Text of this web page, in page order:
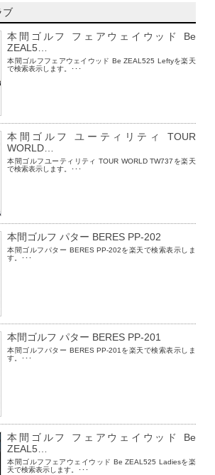
ブ
本間ゴルフ フェアウェイウッド Be
ZEAL5…
本間ゴルフフェアウェイウッド Be ZEAL525 Leftyを楽天
で検索表示します。･･･
本間ゴルフ ユーティリティ TOUR
WORLD…
本間ゴルフユーティリティ TOUR WORLD TW737を楽天
で検索表示します。･･･
本間ゴルフ パター BERES PP-202
本間ゴルフパター BERES PP-202を楽天で検索表示しま
す。･･･
本間ゴルフ パター BERES PP-201
本間ゴルフパター BERES PP-201を楽天で検索表示しま
す。･･･
本間ゴルフ フェアウェイウッド Be
ZEAL5…
本間ゴルフフェアウェイウッド Be ZEAL525 Ladiesを楽
天で検索表示します。･･･